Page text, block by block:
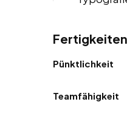
Fertigkeiten
Pünktlichkeit
Teamfähigkeit